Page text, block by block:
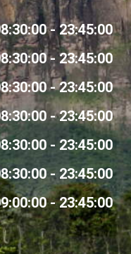
- 23:45:00
- 23:45:00
- 23:45:00
- 23:45:00
- 23:45:00
- 23:45:00
- 23:45:00